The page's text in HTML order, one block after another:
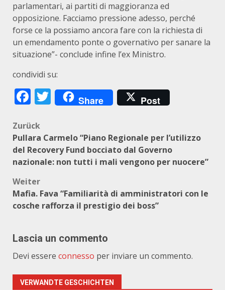
parlamentari, ai partiti di maggioranza ed
opposizione. Facciamo pressione adesso, perché
forse ce la possiamo ancora fare con la richiesta di
un emendamento ponte o governativo per sanare la
situazione”- conclude infine l’ex Ministro.
condividi su:
Facebook
Twitter
Share Post
Beitragsnavigation
Zurück
Pullara Carmelo “Piano Regionale per l’utilizzo
del Recovery Fund bocciato dal Governo
nazionale: non tutti i mali vengono per nuocere”
Weiter
Mafia. Fava “Familiarità di amministratori con le
cosche rafforza il prestigio dei boss”
Lascia un commento
Devi essere connesso per inviare un commento.
VERWANDTE GESCHICHTEN